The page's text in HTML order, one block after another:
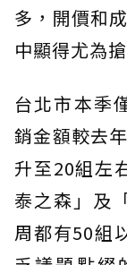
多，開價和
中顯得尤為
台北市本季
銷金額較去
升至20組左
泰之森」及
周都有50組